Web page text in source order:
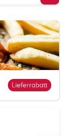
Lieferrabatt